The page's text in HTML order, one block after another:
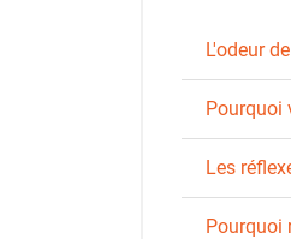
Caisson
Caisson
L'odeur
Pourquoi
Les
Pourquoi